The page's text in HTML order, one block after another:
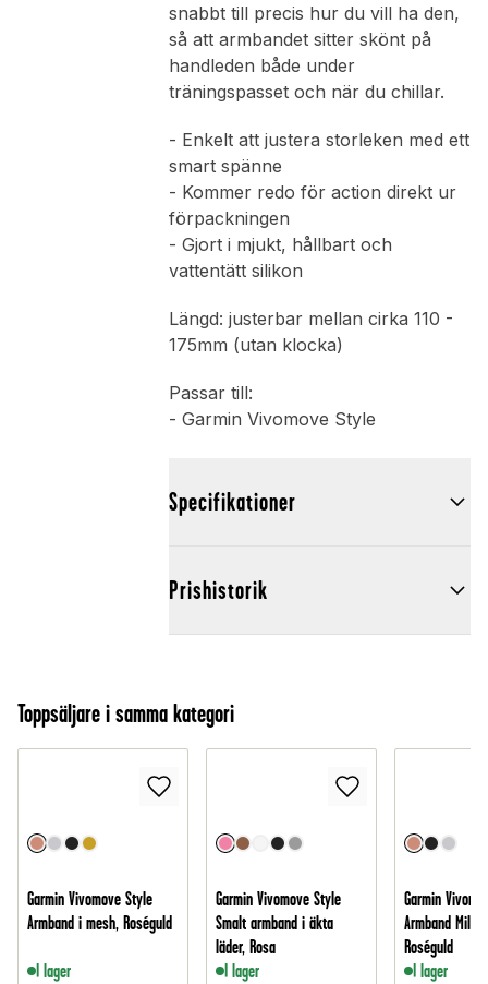
snabbt till precis hur du vill ha den,
så att armbandet sitter skönt på
handleden både under
träningspasset och när du chillar.
- Enkelt att justera storleken med ett
smart spänne
- Kommer redo för action direkt ur
förpackningen
- Gjort i mjukt, hållbart och
vattentätt silikon
Längd: justerbar mellan cirka 110 -
175mm (utan klocka)
Passar till:
- Garmin Vivomove Style
Specifikationer
Prishistorik
Toppsäljare i samma kategori
Garmin Vivomove Style
Armband i mesh, Roséguld
I lager
Garmin Vivomove Style
Smalt armband i äkta
läder, Rosa
I lager
Garmin
Armband
Roséguld
I lager